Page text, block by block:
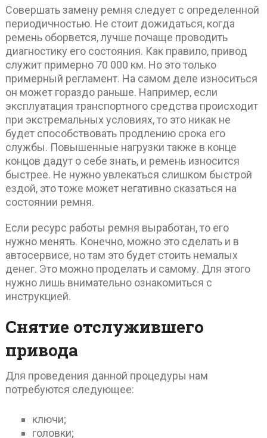
Совершать замену ремня следует с определенной
периодичностью. Не стоит дожидаться, когда
ремень оборвется, лучше почаще проводить
диагностику его состояния. Как правило, привод
служит примерно 70 000 км. Но это только
примерный регламент. На самом деле износиться
он может гораздо раньше. Например, если
эксплуатация транспортного средства происходит
при экстремальных условиях, то это никак не
будет способствовать продлению срока его
службы. Повышенные нагрузки также в конце
концов дадут о себе знать, и ремень износится
быстрее. Не нужно увлекаться слишком быстрой
ездой, это тоже может негативно сказаться на
состоянии ремня.
Если ресурс работы ремня выработан, то его
нужно менять. Конечно, можно это сделать и в
автосервисе, но там это будет стоить немалых
денег. Это можно проделать и самому. Для этого
нужно лишь внимательно ознакомиться с
инструкцией.
Снятие отслужившего
привода
Для проведения данной процедуры нам
потребуются следующее:
ключи;
головки;